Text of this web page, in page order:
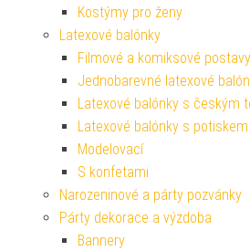
Kostýmy pro ženy
Latexové balónky
Filmové a komiksové
Jednobarevné latexové
Latexové balónky s českým
Latexové balónky s potiskem
Modelovací
S konfetami
Narozeninové a párty pozvánky
Párty dekorace a výzdoba
Bannery